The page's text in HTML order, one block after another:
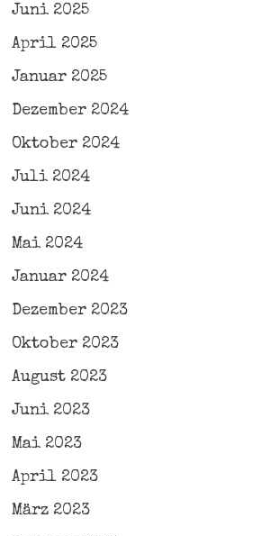
Juni 2025
April 2025
Januar 2025
Dezember 2024
Oktober 2024
Juli 2024
Juni 2024
Mai 2024
Januar 2024
Dezember 2023
Oktober 2023
August 2023
Juni 2023
Mai 2023
April 2023
März 2023